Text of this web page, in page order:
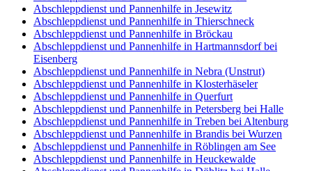
Abschleppdienst und Pannenhilfe in Jesewitz
Abschleppdienst und Pannenhilfe in Thierschneck
Abschleppdienst und Pannenhilfe in Bröckau
Abschleppdienst und Pannenhilfe in Hartmannsdorf bei
Eisenberg
Abschleppdienst und Pannenhilfe in Nebra (Unstrut)
Abschleppdienst und Pannenhilfe in Klosterhäseler
Abschleppdienst und Pannenhilfe in Querfurt
Abschleppdienst und Pannenhilfe in Petersberg bei Halle
Abschleppdienst und Pannenhilfe in Treben bei Altenburg
Abschleppdienst und Pannenhilfe in Brandis bei Wurzen
Abschleppdienst und Pannenhilfe in Röblingen am See
Abschleppdienst und Pannenhilfe in Heuckewalde